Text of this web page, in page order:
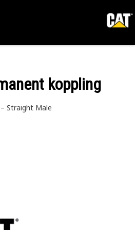
koppling
Straight Male